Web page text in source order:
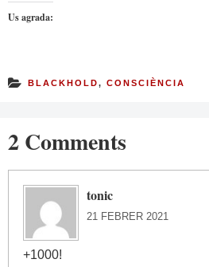
Us agrada:
BLACKHOLD, CONSCIÈNCIA
2 Comments
tonic
21 FEBRER 2021
+1000!